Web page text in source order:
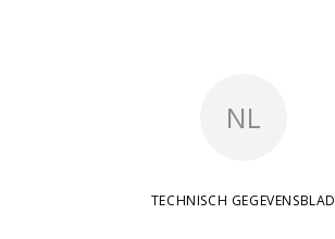
NL
TECHNISCH GEGEVENSBLAD